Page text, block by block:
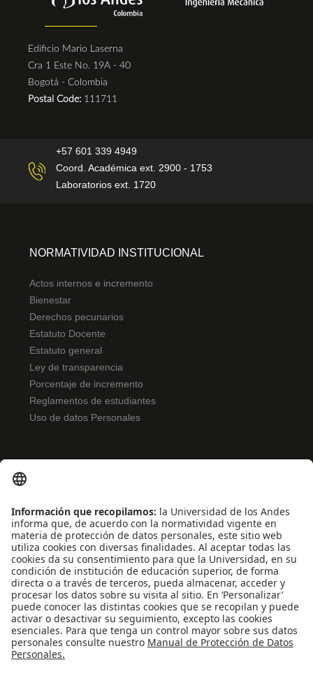
Edificio Mario Laserna
Cra 1 Este No. 19A - 40
Bogotá - Colombia
Postal Code: 111711
+57 601 339 4949
Coord. Académica ext. 2900 - 1753
Laboratorios ext. 1720
NORMATIVIDAD INSTITUCIONAL
Actos internos e incremento
Bienestar
Derechos pecunarios
Estatuto Docente
Estatuto general
Ley de transparencia
Porcentaje de incremento
Reglamentos de estudiantes
Uso de datos Personales
Noticias
Eventos
Profesores
Iniciativas estudiantiles
Escuela Internacional de Verano
Apoyo financiero
Software y tecnología